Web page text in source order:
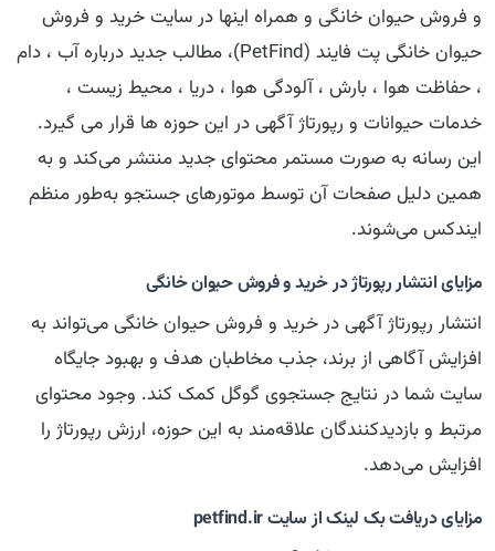
و فروش حیوان خانگی و همراه اینها در سایت خرید و فروش
حیوان خانگی پت فایند (PetFind)، مطالب جدید درباره آب ، دام
، حفاظت هوا ، بارش ، آلودگی هوا ، دریا ، محیط زیست ،
خدمات حیوانات و رپورتاژ آگهی در این حوزه ها قرار می گیرد.
این رسانه به صورت مستمر محتوای جدید منتشر می‌کند و به
همین دلیل صفحات آن توسط موتورهای جستجو به‌طور منظم
ایندکس می‌شوند.
مزایای انتشار رپورتاژ در خرید و فروش حیوان خانگی
انتشار رپورتاژ آگهی در خرید و فروش حیوان خانگی می‌تواند به
افزایش آگاهی از برند، جذب مخاطبان هدف و بهبود جایگاه
سایت شما در نتایج جستجوی گوگل کمک کند. وجود محتوای
مرتبط و بازدیدکنندگان علاقه‌مند به این حوزه، ارزش رپورتاژ را
افزایش می‌دهد.
مزایای دریافت بک لینک از سایت petfind.ir